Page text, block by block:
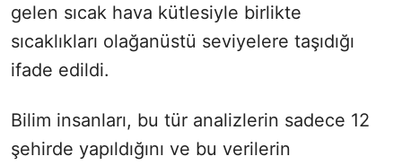
gelen sıcak hava kütlesiyle birlikte
sıcaklıkları olağanüstü seviyelere taşıdığı
ifade edildi.
Bilim insanları, bu tür analizlerin sadece 12
şehirde yapıldığını ve bu verilerin